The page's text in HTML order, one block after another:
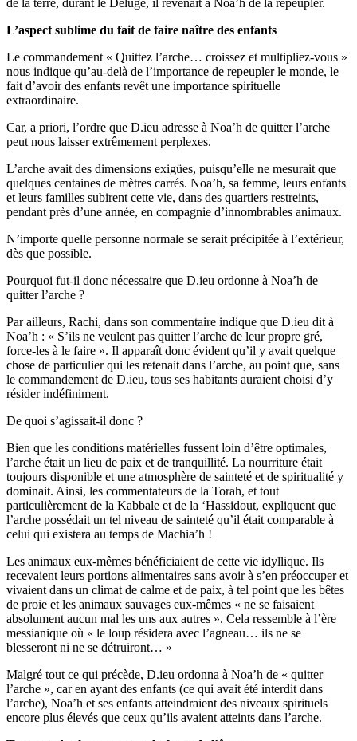
de la terre, durant le Déluge, il revenait à Noa’h de la repeupler.
L’aspect sublime du fait de faire naître des enfants
Le commandement « Quittez l’arche… croissez et multipliez-vous »
nous indique qu’au-delà de l’importance de repeupler le monde, le
fait d’avoir des enfants revêt une importance spirituelle
extraordinaire.
Car, a priori, l’ordre que D.ieu adresse à Noa’h de quitter l’arche
peut nous laisser extrêmement perplexes.
L’arche avait des dimensions exigües, puisqu’elle ne mesurait que
quelques centaines de mètres carrés. Noa’h, sa femme, leurs enfants
et leurs familles subirent cette vie, dans des quartiers restreints,
pendant près d’une année, en compagnie d’innombrables animaux.
N’importe quelle personne normale se serait précipitée à l’extérieur,
dès que possible.
Pourquoi fut-il donc nécessaire que D.ieu ordonne à Noa’h de
quitter l’arche ?
Par ailleurs, Rachi, dans son commentaire indique que D.ieu dit à
Noa’h : « S’ils ne veulent pas quitter l’arche de leur propre gré,
force-les à le faire ». Il apparaît donc évident qu’il y avait quelque
chose de particulier qui les retenait dans l’arche, au point que, sans
le commandement de D.ieu, tous ses habitants auraient choisi d’y
résider indéfiniment.
De quoi s’agissait-il donc ?
Bien que les conditions matérielles fussent loin d’être optimales,
l’arche était un lieu de paix et de tranquillité. La nourriture était
toujours disponible et une atmosphère de sainteté et de spiritualité y
dominait. Ainsi, les commentateurs de la Torah, et tout
particulièrement de la Kabbale et de la ‘Hassidout, expliquent que
l’arche possédait un tel niveau de sainteté qu’il était comparable à
celui qui existera au temps de Machia’h !
Les animaux eux-mêmes bénéficiaient de cette vie idyllique. Ils
recevaient leurs portions alimentaires sans avoir à s’en préoccuper et
vivaient dans un climat de calme et de paix, à tel point que les bêtes
de proie et les animaux sauvages eux-mêmes « ne se faisaient
absolument aucun mal les uns aux autres ». Cela ressemble à l’ère
messianique où « le loup résidera avec l’agneau… ils ne se
blesseront ni ne se détruiront… »
Malgré tout ce qui précède, D.ieu ordonna à Noa’h de « quitter
l’arche », car en ayant des enfants (ce qui avait été interdit dans
l’arche), Noa’h et ses enfants atteindraient des niveaux spirituels
encore plus élevés que ceux qu’ils avaient atteints dans l’arche.